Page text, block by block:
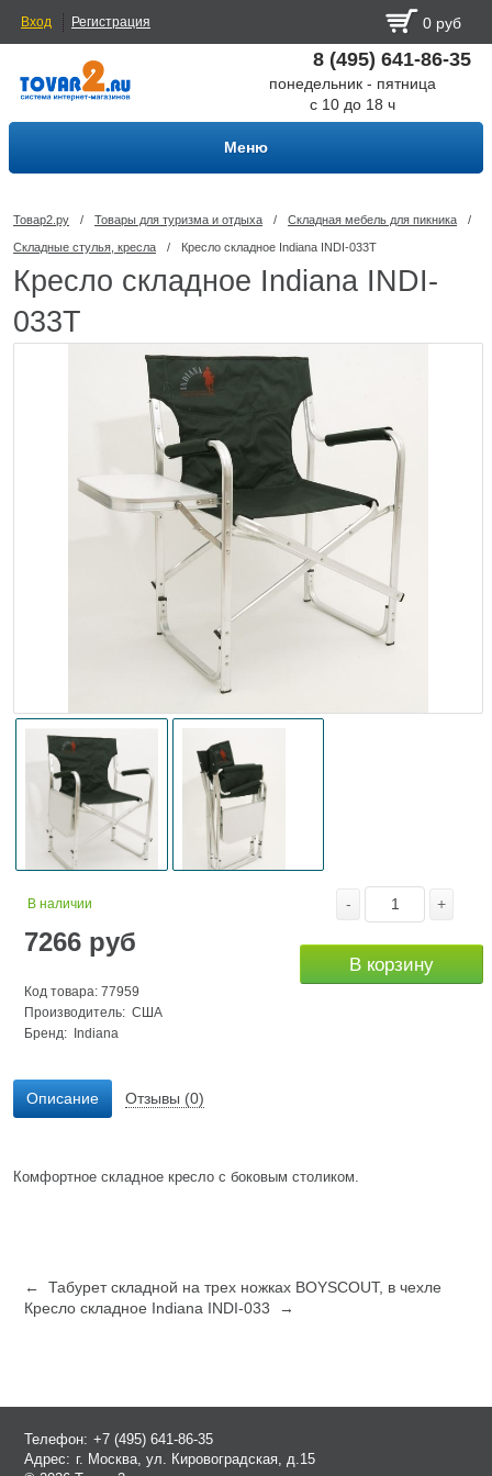
Вход Регистрация 0 руб
8 (495) 641-86-35
понедельник - пятница
с 10 до 18 ч
Меню
Товар2.ру / Товары для туризма и отдыха / Складная мебель для пикника /
Складные стулья, кресла / Кресло складное Indiana INDI-033T
Кресло складное Indiana INDI-
033T
В наличии
7266 руб
Код товара: 77959
Производитель: США
Бренд: Indiana
- +
В корзину
Описание Отзывы (0)
Комфортное складное кресло с боковым столиком.
← Табурет складной на трех ножках BOYSCOUT, в чехле
Кресло складное Indiana INDI-033 →
Телефон: +7 (495) 641-86-35
Адрес: г. Москва, ул. Кировоградская, д.15